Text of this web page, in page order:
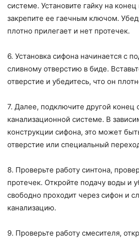
системе. Установите гайку на
закрепите ее гаечным ключом.
плотно прилегает и нет протечек.
6. Установка сифона начинается с
сливному отверстию в биде.
отверстие и убедитесь, что он
7. Далее, подключите другой конец
канализационной системе. В
конструкции сифона, это может
отверстие или специальный
8. Проверьте работу синтона,
протечек. Откройте подачу воды и
свободно проходит через сифон и
канализацию.
9. Проверьте работу смесителя,